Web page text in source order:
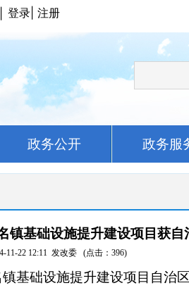
登录 注册
政务公开 政务服
镇基础设施提升建设项目获自
11-22 12:11 发改委 (点击： 396)
基础设施提升建设项目自治